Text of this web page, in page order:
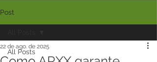
Post
All Posts
22 de ago. de 2025